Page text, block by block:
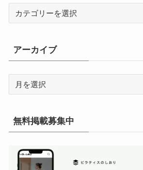
ー
アーカイブ
イ
ブ
無料掲載募集中